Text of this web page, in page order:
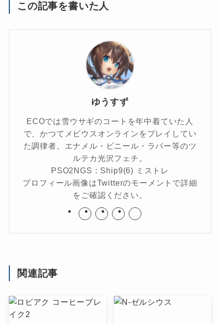
この記事を書いた人
ゆうすず
ECOでは雪ウサギのコートを年中着ていた人
で、かつてメビウスオンラインをプレイしてい
た調律者。エナメル・ビニール・ラバー等のツ
ルテカ光沢フェチ。
PSO2NGS：Ship9(6) ミストレ
プロフィール画像はTwitterのモーメントで詳細
をご確認ください。
関連記事